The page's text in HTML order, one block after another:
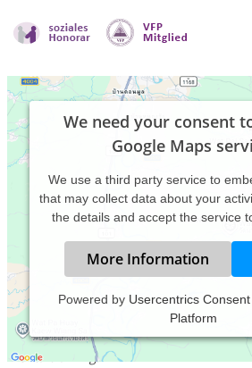
We need your consent
Google Maps
We use a third party service to
that may collect data about your
the details and accept the service
More Information
Powered by Usercentrics
Platform
Hypnose- und Coachingpraxis mit den
Schwerpunkten Hypnose, Coaching,
Mentaltraining.